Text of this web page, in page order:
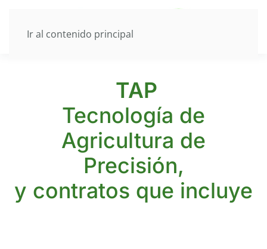
Ir al contenido principal
TAP
Tecnología de
Agricultura de
Precisión,
y contratos que incluye